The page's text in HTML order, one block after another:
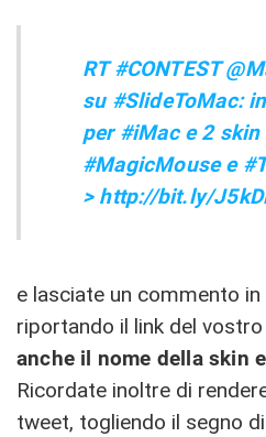
RT #CONTEST
su #SlideToMac:
per #iMac e 2 skin
#MagicMouse e
> http://bit.ly/
e lasciate un commento in
riportando il link del
anche il nome della skin
Ricordate inoltre di
tweet, togliendo il segno